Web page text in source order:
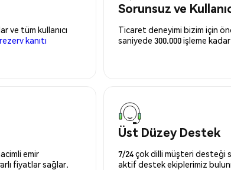
ve tüm kullanıcı
rezerv kanıtı
Sorunsuz ve
Ticaret deneyimi bizim için
saniyede 300.000 işleme
emir
fiyatlar sağlar.
Üst Düzey Destek
7/24 çok dilli müşteri desteği
aktif destek ekiplerimiz